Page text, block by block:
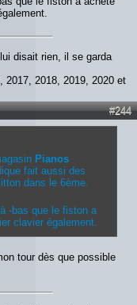
disait rien, il se garda
2017, 2018, 2019, 2020 et
#244
Pianos
fait aussi des
dans le 6ème.
-bas que le fiston a
clavier également.
tour dès que possible